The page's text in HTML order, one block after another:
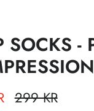
SOCKS -
299 KR